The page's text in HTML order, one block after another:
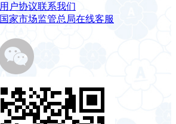
用户协议联系我们
国家市场监管总局在线客服